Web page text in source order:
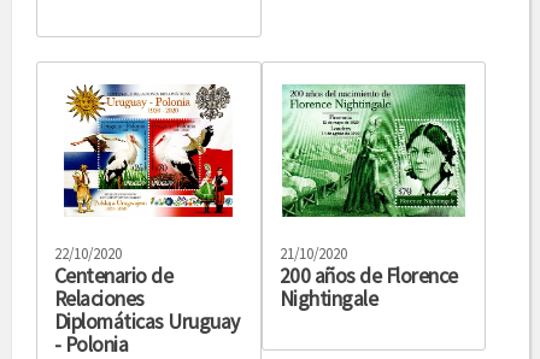
22/10/2020
Centenario de
Relaciones
Diplomáticas Uruguay
- Polonia
21/10/2020
200 años de Florence
Nightingale